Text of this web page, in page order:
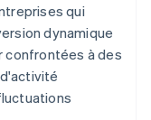
qui
dynamique
confrontées à des